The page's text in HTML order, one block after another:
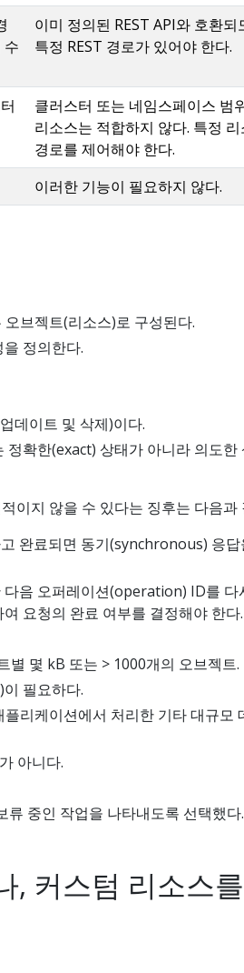
수
이미 정의된 REST API와 호환되
특정 REST 경로가 있어야 한다.
클러스터 또는 네임스페이스 범
리소스는 적합하지 않다. 특정 리
경로를 제어해야 한다.
이러한 기능이 필요하지 않다.
브젝트(리소스)로 구성된다.
정의한다.
데이트 및 삭제)이다.
확한(exact) 상태가 아니라 의도한
이지 않을 수 있다는 징후는 다음과
완료되면 동기(synchronous) 응답
음 오퍼레이션(operation) ID를 다
요청의 완료 여부를 결정해야 한다.
별 몇 kB 또는 > 1000개의 오브젝트.
필요하다.
리케이션에서 처리한 기타 대규모
아니다.
중인 작업을 나타내도록 선택했다.
, 커스텀 리소스